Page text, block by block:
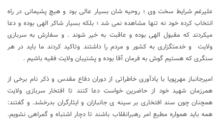
علیرغم شرایط سخت وی ؛ روحیه شان بسیار عالی بود و هیچ پشیمانی در راه
انتخاب کرده خود نه تنها مشاهده نمی شد ؛ بلکه بسیار شاکر الهی بوده و دعا
میکردند که مقبول الهی بوده و عاقبت به خیر شوند . و سفارش به سربازی
ولایت و خدمتگزاری به کشور و مردم را داشتند وتاکید کردند ما باید در هر
سنگری که هستیم گوش به فرمان آقا بوده و پشتیبان ولایت فقیه باشیم .
امیرجانباز مهرپویا با یادآوری خاطراتی از دوران دفاع مقدس و ذکر نام برخی از
همرزمان شهید خود از حاضرین خواست دعا کنند تا افتخار سربازی ولایت
همچنان چون سند افتخاری بر سینه ی جانبازان و ایثارگران بدرخشد. و گفتند:
همه باید همواره مطیع امر رهبرانقلاب باشند تا دچار اشتباه و گمراهی نشویم.